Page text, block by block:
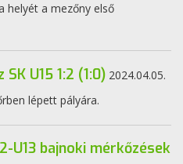
helyét a mezőny első
U15 1:2 (1:0) 2024.04.05.
lépett pályára.
U13 bajnoki mérkőzések